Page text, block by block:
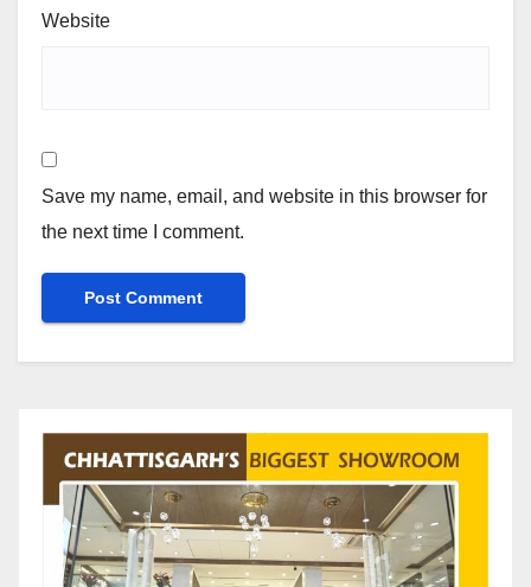
Website
Save my name, email, and website in this browser for
the next time I comment.